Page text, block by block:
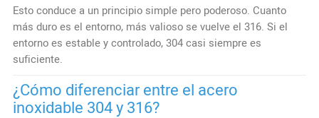
Esto conduce a un principio simple pero poderoso. Cuanto
más duro es el entorno, más valioso se vuelve el 316. Si el
entorno es estable y controlado, 304 casi siempre es
suficiente.
¿Cómo diferenciar entre el acero
inoxidable 304 y 316?